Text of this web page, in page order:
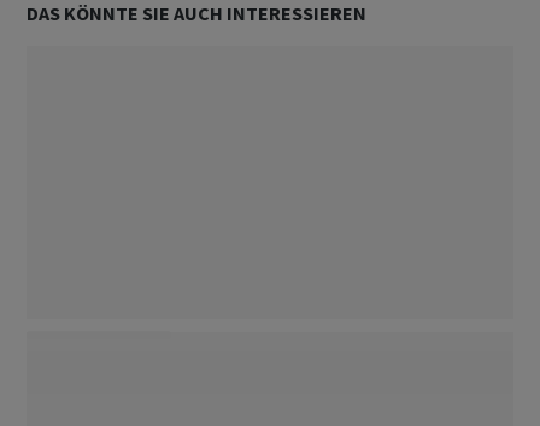
DAS KÖNNTE SIE AUCH INTERESSIEREN